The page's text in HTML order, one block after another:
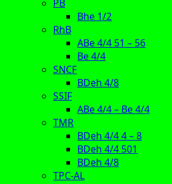
PB
Bhe 1/2
RhB
ABe 4/4 51 – 56
Be 4/4
SNCF
BDeh 4/8
SSIF
ABe 4/4 – Be 4/4
TMR
BDeh 4/4 4 – 8
BDeh 4/4 501
BDeh 4/8
TPC-AL